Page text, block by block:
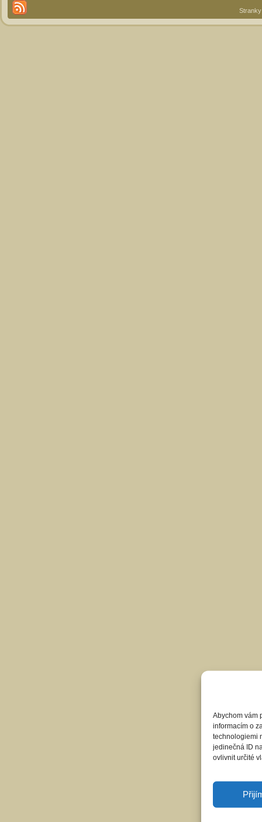
Abychom vám
informacím o
technologiemi
jedinečná ID
ovlivnit určité